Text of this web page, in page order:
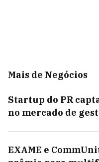
Mais de Negócios
Startup do PR
no mercado de
EXAME e